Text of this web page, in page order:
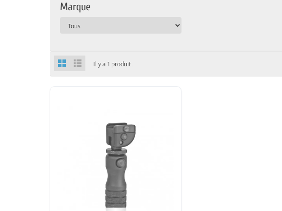
Marque
Il y a 1 produit.